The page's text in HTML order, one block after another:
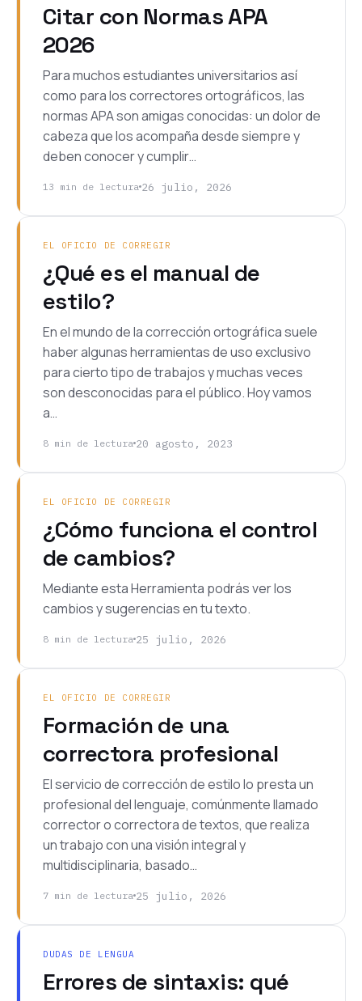
Citar con Normas APA
2026
Para muchos estudiantes universitarios así
como para los correctores ortográficos, las
normas APA son amigas conocidas: un dolor de
cabeza que los acompaña desde siempre y
deben conocer y cumplir…
13 min de lectura 26 julio, 2026
EL OFICIO DE CORREGIR
¿Qué es el manual de
estilo?
En el mundo de la corrección ortográfica suele
haber algunas herramientas de uso exclusivo
para cierto tipo de trabajos y muchas veces
son desconocidas para el público. Hoy vamos
a…
8 min de lectura 20 agosto, 2023
EL OFICIO DE CORREGIR
¿Cómo funciona el control
de cambios?
Mediante esta Herramienta podrás ver los
cambios y sugerencias en tu texto.
8 min de lectura 25 julio, 2026
EL OFICIO DE CORREGIR
Formación de una
correctora profesional
El servicio de corrección de estilo lo presta un
profesional del lenguaje, comúnmente llamado
corrector o correctora de textos, que realiza
un trabajo con una visión integral y
multidisciplinaria, basado…
7 min de lectura 25 julio, 2026
DUDAS DE LENGUA
Errores de sintaxis: qué